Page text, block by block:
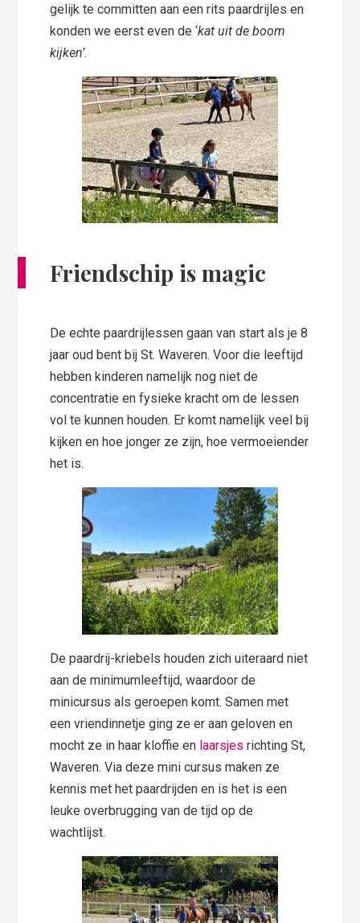
gelijk te committen aan een rits paardrijles en
konden we eerst even de ‘kat uit de boom
kijken’.
Friendschip is magic
De echte paardrijlessen gaan van start als je 8
jaar oud bent bij St. Waveren. Voor die leeftijd
hebben kinderen namelijk nog niet de
concentratie en fysieke kracht om de lessen
vol te kunnen houden. Er komt namelijk veel bij
kijken en hoe jonger ze zijn, hoe vermoeiender
het is.
De paardrij-kriebels houden zich uiteraard niet
aan de minimumleeftijd, waardoor de
minicursus als geroepen komt. Samen met
een vriendinnetje ging ze er aan geloven en
mocht ze in haar kloffie en laarsjesrichting St,
Waveren. Via deze mini cursus maken ze
kennis met het paardrijden en is het is een
leuke overbrugging van de tijd op de
wachtlijst.